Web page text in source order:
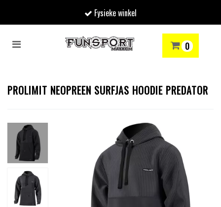
Fysieke winkel
Toggle
0
Vul hem met producten.
SKIËN WINTERSPORTSHOP
PROLIMIT NEOPREEN SURFJAS HOODIE PREDATOR